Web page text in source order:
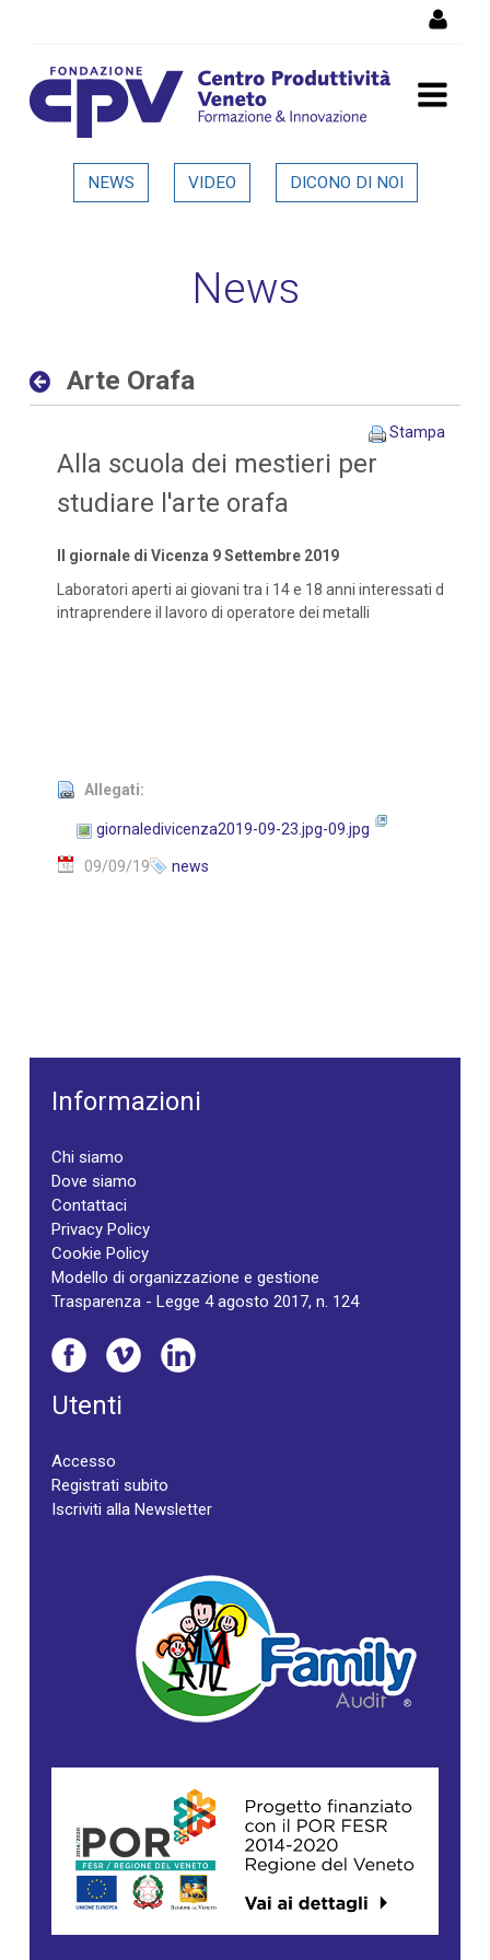
Arte Orafa - Dettaglio in
NEWS VIDEO DICONO DI NOI
News
Arte Orafa
Stampa
Alla scuola dei mestieri per
studiare l'arte orafa
Il giornale di Vicenza 9 Settembre 2019
Laboratori aperti ai giovani tra i 14 e 18 anni interessati d
intraprendere il lavoro di operatore dei metalli
Allegati:
giornaledivicenza2019-09-23.jpg-09.jpg
09/09/19 news
Informazioni
Chi siamo
Dove siamo
Contattaci
Privacy Policy
Cookie Policy
Modello di organizzazione e gestione
Trasparenza - Legge 4 agosto 2017, n. 124
Utenti
Accesso
Registrati subito
Iscriviti alla Newsletter